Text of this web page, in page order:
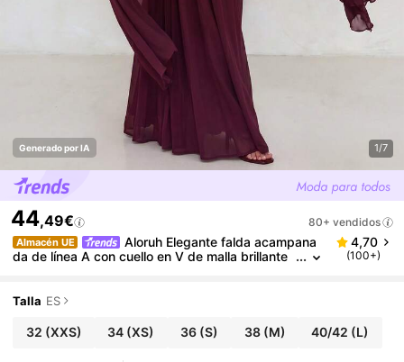
Generado por IA 1/7
44,49€ 80+ vendidos
Almacén UE
Aloruh Elegante falda acampana
da de línea A con cuello en V de malla brillante
eventos formales, vestido de dama de honor
4,70
(100+)
Talla ES
32 (XXS) 34 (XS) 36(S) 38(M) 40/42 (L)